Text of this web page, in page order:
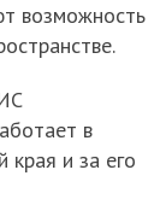
возможность
в
края и за его